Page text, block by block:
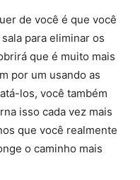
de você é que você
para eliminar os
que é muito mais
por um usando as
los, você também
isso cada vez mais
que você realmente
o caminho mais